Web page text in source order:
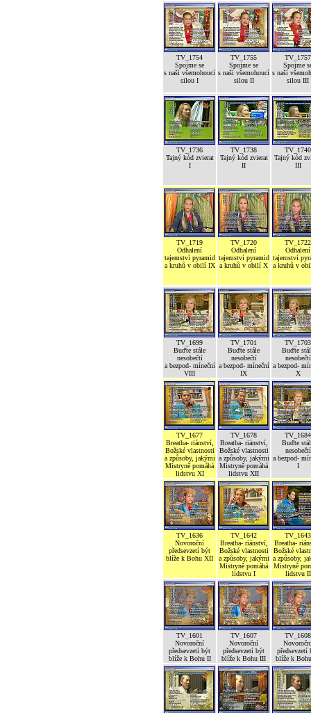
TV_1754
Spojme se
s naší všemohoucí
silou I
TV_1755
Spojme se
s naší všemohoucí
silou II
TV_1757
Spojme
s naší
silou III
TV_1736
Tajný kód zvierat
I
TV_1738
Tajný kód zvierat
II
TV_1740
Tajný kód
III
TV_1719
Odhalení
tajemství pyramid
a kruhů v obilí IX
TV_1720
Odhalení
tajemství pyramid
a kruhů v obilí X
TV_1722
Odhalení
tajemství
a kruhů v
TV_1699
Buďte stále
nesobečtí
a bezpod- míneční
VIII
TV_1701
Buďte stále
nesobečtí
a bezpod- míneční
IX
TV_1703
Buďte
nesobečtí
a bezpod-
X
TV_1677
Breatha- riánství,
Božské vlastnosti
a způsoby, jakými
Mistryně pomáhá
lidstvu XI
TV_1678
Breatha- riánství,
Božské vlastnosti
a způsoby, jakými
Mistryně pomáhá
lidstvu XII
TV_1684
Buďte
nesobečtí
a bezpod-
I
TV_1636
Novoroční
předsevzetí být
blíže k Bohu XII
TV_1642
Breatha- riánství,
Božské vlastnosti
a způsoby, jakými
Mistryně pomáhá
lidstvu I
TV_1643
Breatha-
Božské
a způsoby,
Mistryně
lidstvu II
TV_1601
Novoroční
předsevzetí být
blíže k Bohu II
TV_1607
Novoroční
předsevzetí být
blíže k Bohu III
TV_1608
předsevzetí
blíže k